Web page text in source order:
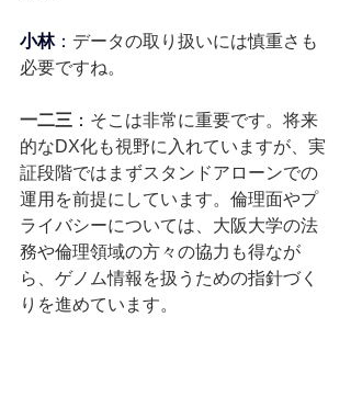
小林： データの取り扱いには慎重さも
必要ですね。
一二三 ： そこは非常に重要です。将来
的なDX化も視野に入れていますが、実
証段階ではまずスタンドアローンでの
運用を前提にしています。倫理面やプ
ライバシーについては、大阪大学の法
務や倫理領域の方々の協力も得なが
ら、ゲノム情報を扱うための指針づく
りを進めています。